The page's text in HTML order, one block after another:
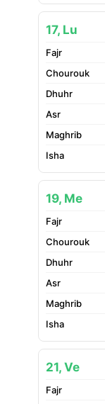
17, Lu
19, Me
21, Ve